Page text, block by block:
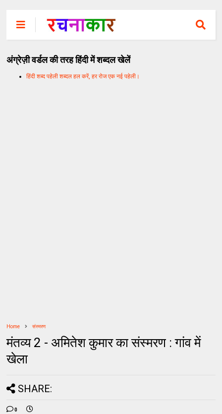
अंग्रेज़ी वर्डल की तरह हिंदी में शब्दल खेलें
हिंदी शब्द पहेली शब्दल हल करें, हर रोज एक नई पहेली।
Home संस्मरण
मंतव्य 2 - अमितेश कुमार का संस्मरण : गांव में
खेला
SHARE:
0